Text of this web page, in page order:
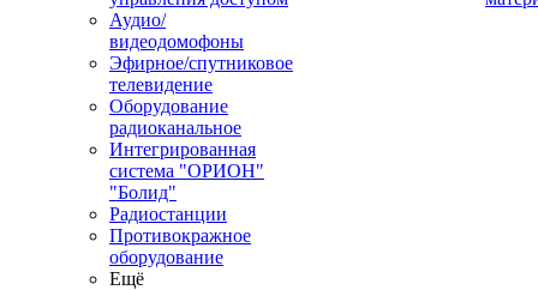
Аудио/
видеодомофоны
Эфирное/спутниковое
телевидение
Оборудование
радиоканальное
Интегрированная
система "ОРИОН"
"Болид"
Радиостанции
Противокражное
оборудование
Ещё